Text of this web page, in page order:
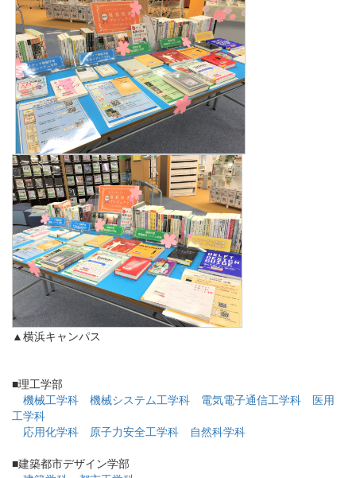
▲横浜キャンパス
■理工学部
機械工学科
機械システム工学科 電気電子通信工学科
医用
工学科
応用化学科
原子力安全工学科
自然科学科
■建築都市デザイン学部